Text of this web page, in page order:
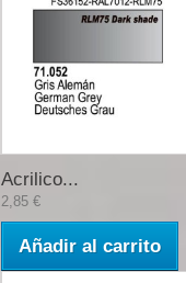
Acrilico...
2,85 €
Añadir al carrito